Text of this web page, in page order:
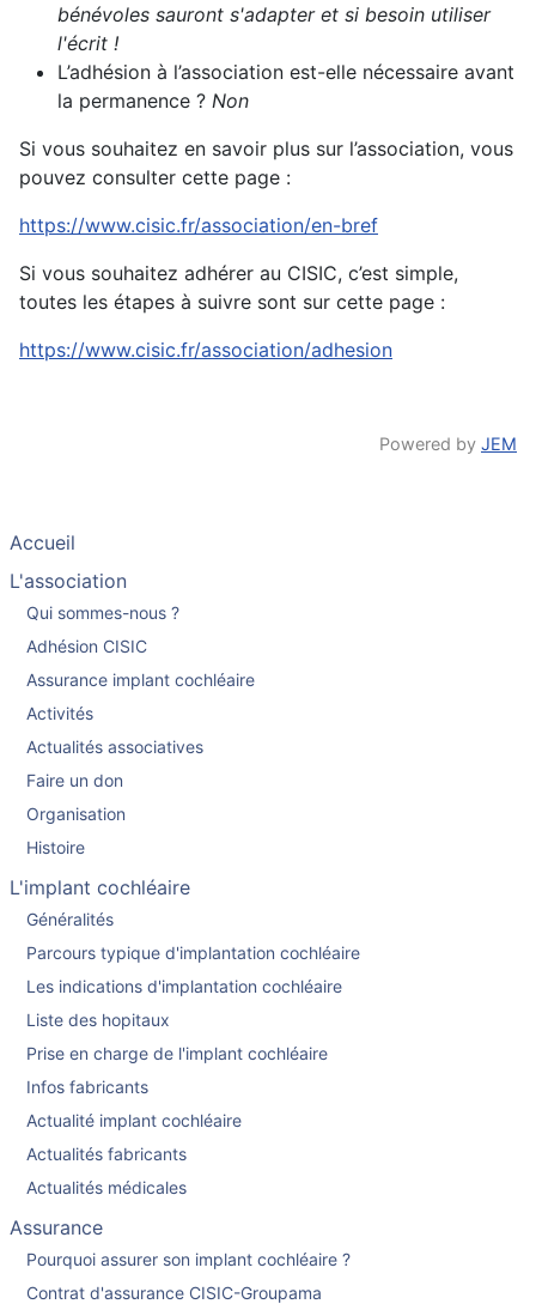
bénévoles sauront s'adapter et si besoin utiliser
l'écrit !
L’adhésion à l’association est-elle nécessaire avant
la permanence ? Non
Si vous souhaitez en savoir plus sur l’association, vous
pouvez consulter cette page :
https://www.cisic.fr/association/en-bref
Si vous souhaitez adhérer au CISIC, c’est simple,
toutes les étapes à suivre sont sur cette page :
https://www.cisic.fr/association/adhesion
Powered by JEM
Accueil
L'association
Qui sommes-nous ?
Adhésion CISIC
Assurance implant cochléaire
Activités
Actualités associatives
Faire un don
Organisation
Histoire
L'implant cochléaire
Généralités
Parcours typique d'implantation cochléaire
Les indications d'implantation cochléaire
Liste des hopitaux
Prise en charge de l'implant cochléaire
Infos fabricants
Actualité implant cochléaire
Actualités fabricants
Actualités médicales
Assurance
Pourquoi assurer son implant cochléaire ?
Contrat d'assurance CISIC-Groupama